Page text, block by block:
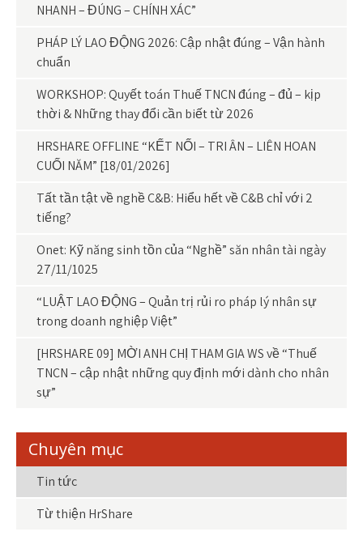
NHANH – ĐÚNG – CHÍNH XÁC”
PHÁP LÝ LAO ĐỘNG 2026: Cập nhật đúng – Vận hành
chuẩn
WORKSHOP: Quyết toán Thuế TNCN đúng – đủ – kịp
thời & Những thay đổi cần biết từ 2026
HRSHARE OFFLINE “KẾT NỐI – TRI ÂN – LIÊN HOAN
CUỐI NĂM” [18/01/2026]
Tất tần tật về nghề C&B: Hiểu hết về C&B chỉ với 2
tiếng?
Onet: Kỹ năng sinh tồn của “Nghề” săn nhân tài ngày
27/11/1025
“LUẬT LAO ĐỘNG – Quản trị rủi ro pháp lý nhân sự
trong doanh nghiệp Việt”
[HRSHARE 09] MỜI ANH CHỊ THAM GIA WS về “Thuế
TNCN – cập nhật những quy định mới dành cho nhân
sự”
Chuyên mục
Tin tức
Từ thiện HrShare